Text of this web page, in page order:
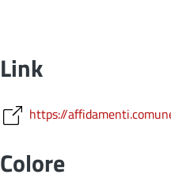
Link
https://
Colore